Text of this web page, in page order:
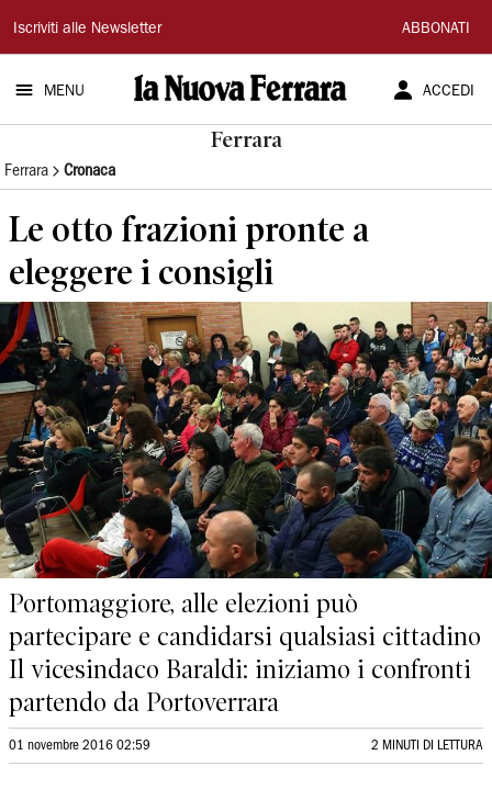
La
Nuova
Ferrara
Iscriviti alle Newsletter ABBONATI
MENU ACCEDI
Ferrara
Ferrara Cronaca
Le otto frazioni pronte a
eleggere i consigli
Portomaggiore, alle elezioni può
partecipare e candidarsi qualsiasi cittadino
Il vicesindaco Baraldi: iniziamo i confronti
partendo da Portoverrara
01 novembre 2016 02:59 2 MINUTI DI LETTURA